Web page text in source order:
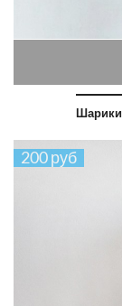
Шарики
200 руб